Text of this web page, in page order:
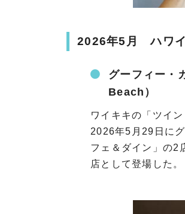
2026年5月 ハワイ
グーフィー・
Beach）
ワイキキの「ツイ
2026年5月29日に
フェ＆ダイン」の2
店として登場した。